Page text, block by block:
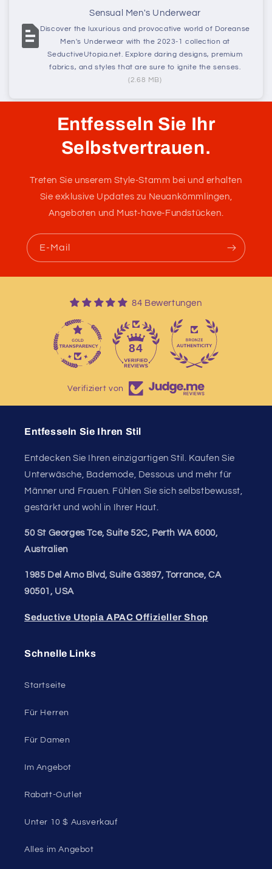
Sensual Men's Underwear
Discover the luxurious and provocative world of Doreanse
Men's Underwear with the 2023-1 collection at
SeductiveUtopia.net. Explore daring designs, premium
fabrics, and styles that are sure to ignite the senses.
(2.68 MB)
Entfesseln Sie Ihr
Selbstvertrauen.
Treten Sie unserem Style-Stamm bei und erhalten
Sie exklusive Updates zu Neuankömmlingen,
Angeboten und Must-have-Fundstücken.
E-Mail
84 Bewertungen
84
Verifiziert von
Entfesseln Sie Ihren Stil
Entdecken Sie Ihren einzigartigen Stil. Kaufen Sie
Unterwäsche, Bademode, Dessous und mehr für
Männer und Frauen. Fühlen Sie sich selbstbewusst,
gestärkt und wohl in Ihrer Haut.
50 St Georges Tce, Suite 52C, Perth WA 6000,
Australien
1985 Del Amo Blvd, Suite G3897, Torrance, CA
90501, USA
Seductive Utopia APAC Offizieller Shop
Schnelle Links
Startseite
Für Herren
Für Damen
Im Angebot
Rabatt-Outlet
Unter 10 $ Ausverkauf
Alles im Angebot